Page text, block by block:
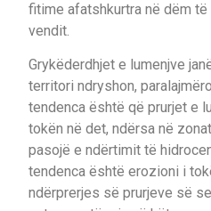
fitime afatshkurtra në dëm
vendit.
Grykëderdhjet e lumenjve
territori ndryshon,
tendenca është që prurjet e
tokën në det, ndërsa në
pasojë e ndërtimit të
tendenca është erozioni i
ndërprerjes së prurjeve së